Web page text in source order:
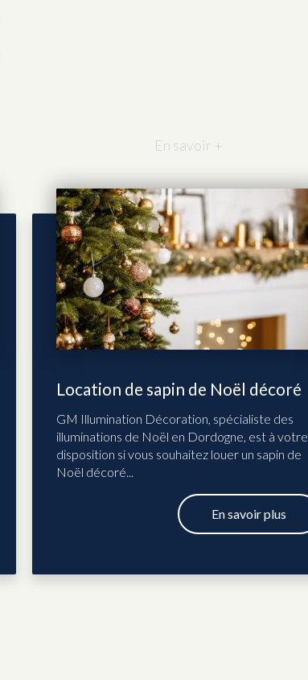
En savoir +
Location de sapin de Noël décoré
GM Illumination Décoration, spécialiste des
illuminations de Noël en Dordogne, est à votre
disposition si vous souhaitez louer un sapin de
Noël décoré...
En savoir plus